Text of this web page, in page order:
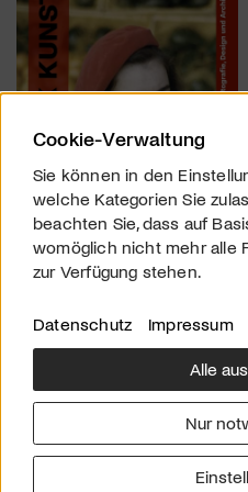
Über uns
Werben
Cookie-Verwaltung
Sie können in den
welche Kategorien Sie
beachten Sie, dass auf
womöglich nicht mehr alle
zur Verfügung stehen.
Datenschutz Impressum
Alle
Nur